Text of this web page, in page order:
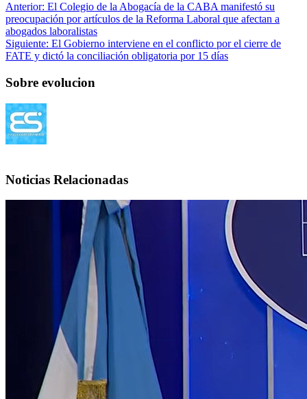
Anterior: El Colegio de la Abogacía de la CABA manifestó su
preocupación por artículos de la Reforma Laboral que afectan a
abogados laboralistas
Siguiente: El Gobierno interviene en el conflicto por el cierre de
FATE y dictó la conciliación obligatoria por 15 días
Sobre evolucion
Noticias Relacionadas